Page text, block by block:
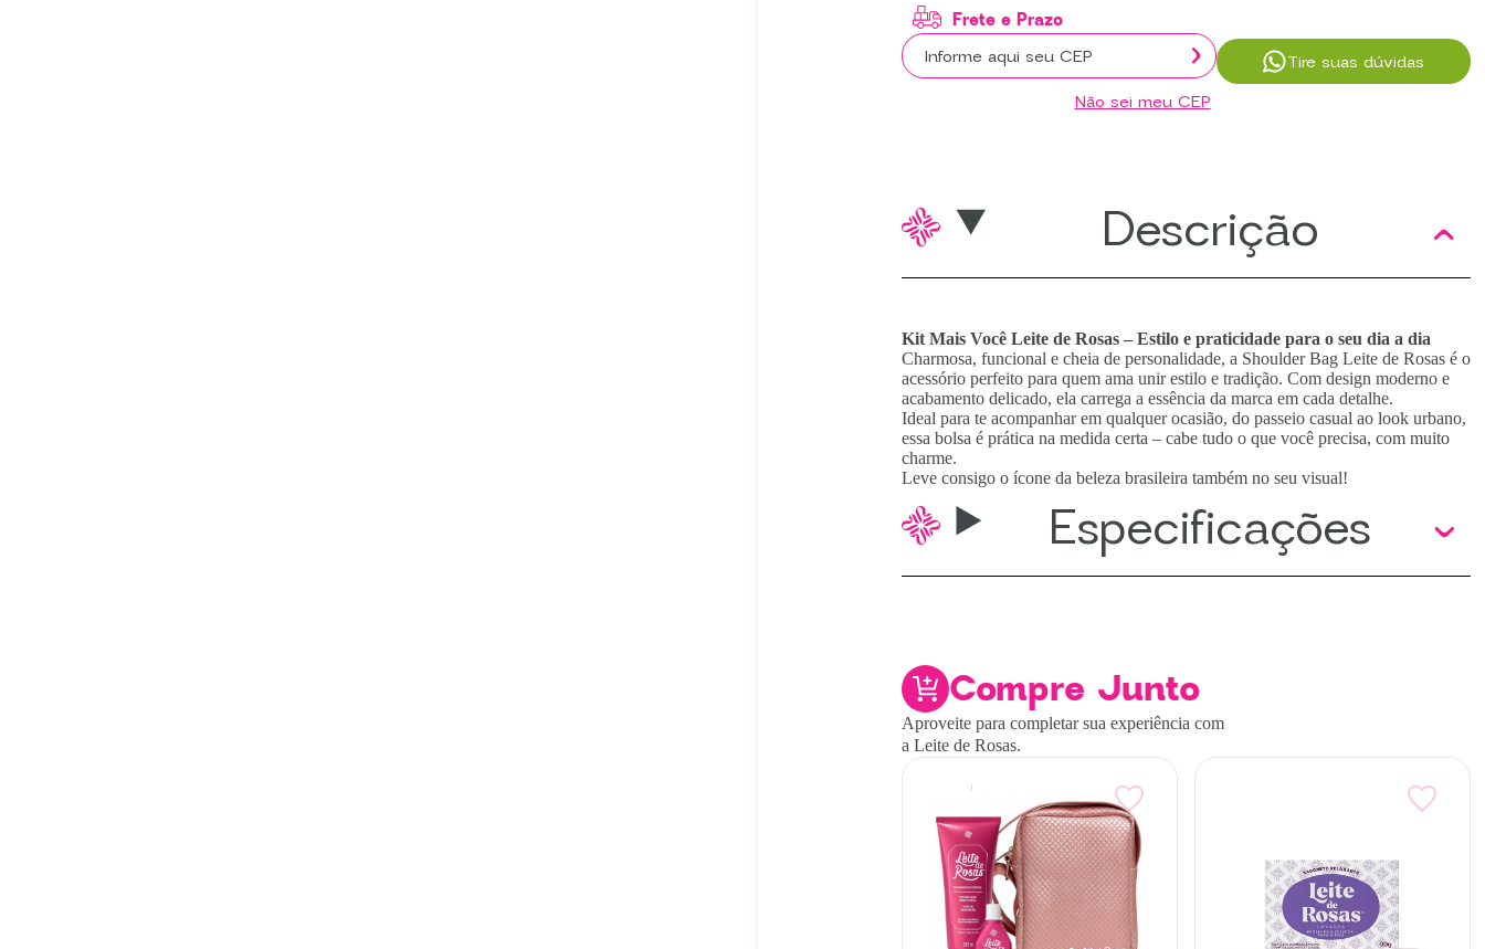
Não sei meu CEP
Tire suas dúvidas
Descrição
Kit Mais Você Leite de Rosas – Estilo e praticidade para o seu dia a dia
Charmosa, funcional e cheia de personalidade, a Shoulder Bag Leite de Rosas é o
acessório perfeito para quem ama unir estilo e tradição. Com design moderno e
acabamento delicado, ela carrega a essência da marca em cada detalhe.
Ideal para te acompanhar em qualquer ocasião, do passeio casual ao look urbano,
essa bolsa é prática na medida certa – cabe tudo o que você precisa, com muito
charme.
Leve consigo o ícone da beleza brasileira também no seu visual!
Especificações
Compre Junto
Aproveite para completar sua experiência com
a Leite de Rosas.